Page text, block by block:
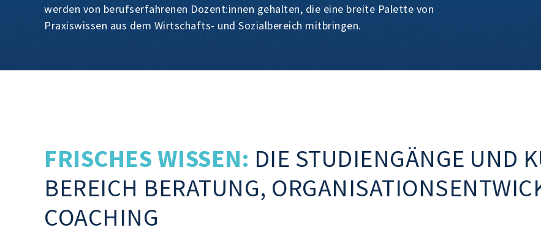
werden von berufserfahrenen Dozent:innen gehalten, die eine breite Palette von
Praxiswissen aus dem Wirtschafts- und Sozialbereich mitbringen.
FRISCHES WISSEN: DIE STUDIENGÄNGE UND
BEREICH BERATUNG,
COACHING